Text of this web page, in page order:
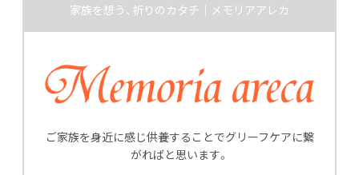
家族を想う、祈りのカタチ｜メモリアアレカ
ご家族を身近に感じ供養することでグリーフケアに繋
がればと思います。